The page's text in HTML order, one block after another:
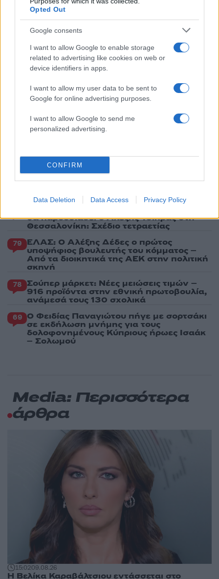
Opted Out
Google consents
I want to allow Google to enable storage
related to advertising like cookies on web or
device identifiers in apps.
I want to allow my user data to be sent to
Google for online advertising purposes.
I want to allow Google to send me
personalized advertising.
CONFIRM
Data Deletion Data Access Privacy Policy
φωνής της Αλίκης Βουγιουκλάκη μέσω AI»
Μπρίτνεϊ Σπίαρς: Έκανε αποτυχημένο
μπότοξ και ανέβασε στο Instagram την
Πάρος: «Αν ήταν κάποιος πάνω από την
πισίνα, δε θα είχα θρηνήσει το παιδί μου» –
Η σπαρακτική περιγραφή του πατέρα και
τα κενά στους ισχυρισμούς του ιδιοκτήτη
του beach bar
Εκρηκτικό κοκτέιλ με 40άρια και 8 μποφόρ
- Σε συναγερμό η χώρα για φωτιές,
ενισχύονται οι άνεμοι τις επόμενες ημέρες
Πιο σχολιασμένα
Στην Κρήτη ο Κυριάκος Μητσοτάκης,
Πού βρέθηκε το Σάββατο
θα παρουσιάσει ο Αλέξης Τσίπρας στη
Θεσσαλονίκη: Σχέδιο τετραετίας
79 ΕΛΑΣ: Ο Αλέξης Δέδες ο πρώτος
υποψήφιος βουλευτής του κόμματος –
Από τα διοικητικά της ΑΕΚ στην πολιτική
σκηνή
78 Σούπερ μάρκετ: Νέες μειώσεις τιμών –
916 προϊόντα στην εθνική πρωτοβουλία,
ανάμεσά τους 130 σχολικά
69 Ο Φειδίας Παναγιώτου πήγε με σορτσάκι
σε εκδήλωση μνήμης για τους
δολοφονημένους Κύπριους ήρωες Ισαάκ
– Σολωμού
Media: Περισσότερα
άρθρα
15:0209.08.26
Η Βελίκα Καραβάλτσιου εντάσσεται στο